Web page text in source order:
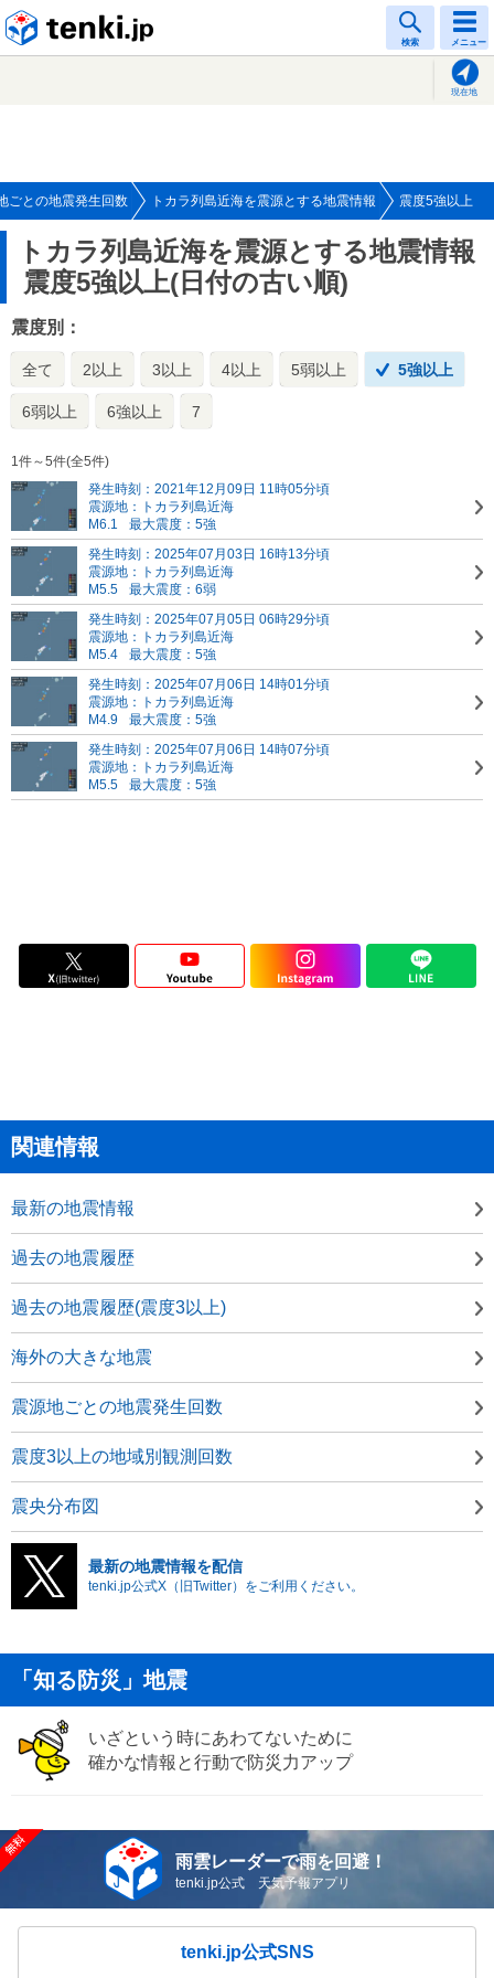
検索 メニュー
現在地
ごとの地震発生回数 トカラ列島近海を震源とする地震情報 震度5強以上
トカラ列島近海を震源とする地震情報
震度5強以上(日付の古い順)
震度別：
全て 2以上 3以上 4以上 5弱以上 5強以上
6弱以上 6強以上 7
1件～5件(全5件)
発生時刻：2021年12月09日 11時05分頃
震源地：トカラ列島近海
M6.1
最大震度：5強
発生時刻：2025年07月03日 16時13分頃
震源地：トカラ列島近海
M5.5
最大震度：6弱
発生時刻：2025年07月05日 06時29分頃
震源地：トカラ列島近海
M5.4
最大震度：5強
発生時刻：2025年07月06日 14時01分頃
震源地：トカラ列島近海
M4.9
最大震度：5強
発生時刻：2025年07月06日 14時07分頃
震源地：トカラ列島近海
M5.5
最大震度：5強
関連情報
最新の地震情報
過去の地震履歴
過去の地震履歴(震度3以上)
海外の大きな地震
震源地ごとの地震発生回数
震度3以上の地域別観測回数
震央分布図
最新の地震情報を配信
tenki.jp公式X（旧Twitter）をご利用ください。
「知る防災」地震
いざという時にあわてないために
確かな情報と行動で防災力アップ
雨雲レーダーで雨を回避！
tenki.jp公式 天気予報アプリ
tenki.jp公式SNS